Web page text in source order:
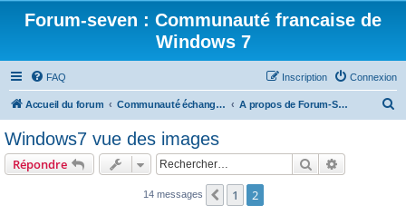
Forum-seven : Communauté francaise de
Windows 7
FAQ Connexion
Inscription
Accueil du forum Communauté échange Windows 7 A propos de Forum-Se7ven.com
Windows7 vue des images
Répondre Rechercher
14 messages Précédent
1 2